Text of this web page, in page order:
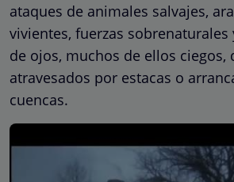
ataques de animales salvajes,
vivientes, fuerzas
de ojos, muchos de ellos ciegos,
atravesados por estacas o
cuencas.